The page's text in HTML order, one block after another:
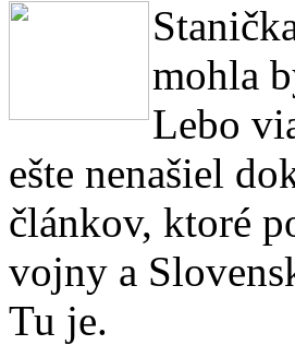
mohla
Lebo
ešte nenašiel
článkov, ktoré
vojny a
Tu je.